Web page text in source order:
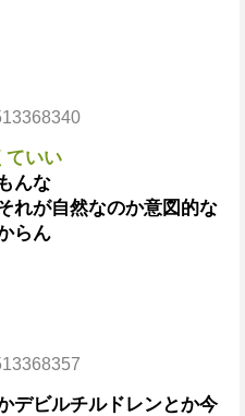
ていい
んな
れが自然なのか意図的な
らん
デビルチルドレンとか今